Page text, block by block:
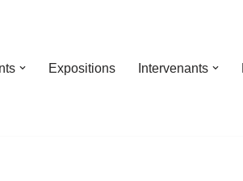
Expositions Intervenants